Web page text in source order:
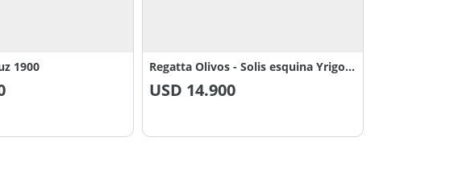
1900 Regatta Olivos - Solis esquina Yrigoyen
USD 14.900